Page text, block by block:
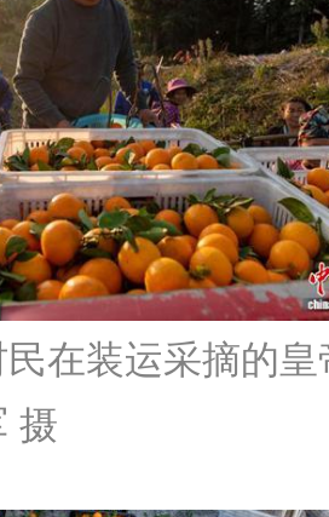
民在装运采摘的皇
摄